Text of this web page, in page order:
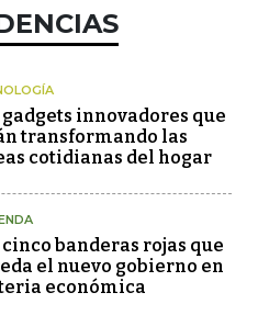
gadgets innovadores que
transformando las
cotidianas del hogar
cinco banderas rojas que
el nuevo gobierno en
económica